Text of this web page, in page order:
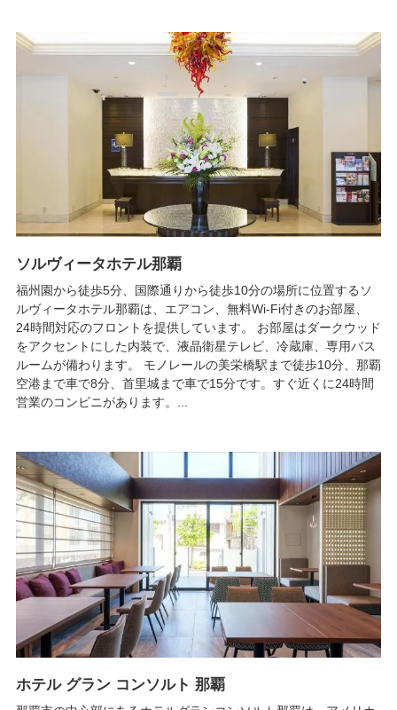
ソルヴィータホテル那覇
福州園から徒歩5分、国際通りから徒歩10分の場所に位置するソ
ルヴィータホテル那覇は、エアコン、無料Wi-Fi付きのお部屋、
24時間対応のフロントを提供しています。 お部屋はダークウッド
をアクセントにした内装で、液晶衛星テレビ、冷蔵庫、専用バス
ルームが備わります。 モノレールの美栄橋駅まで徒歩10分、那覇
空港まで車で8分、首里城まで車で15分です。すぐ近くに24時間
営業のコンビニがあります。...
ホテル グラン コンソルト 那覇